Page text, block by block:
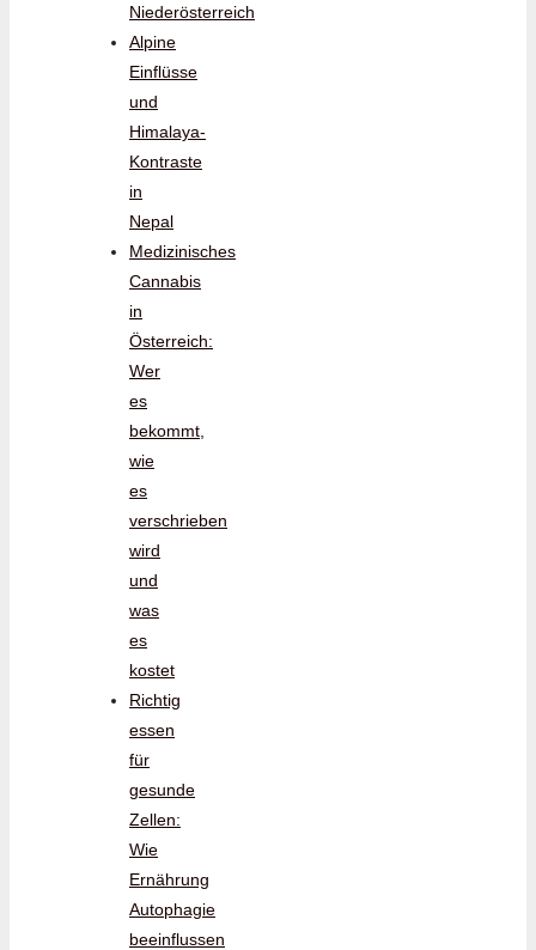
Niederösterreich
Alpine
Einflüsse
und
Himalaya-
Kontraste
in
Nepal
Medizinisches
Cannabis
in
Österreich:
Wer
es
bekommt,
wie
es
verschrieben
wird
und
was
es
kostet
Richtig
essen
für
gesunde
Zellen:
Wie
Ernährung
Autophagie
beeinflussen